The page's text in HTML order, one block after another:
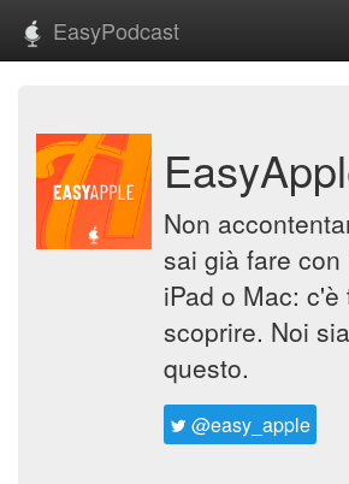
EasyPodcast
Non
sai già fare
iPad o Mac:
scoprire. Noi
questo.
@easy_apple